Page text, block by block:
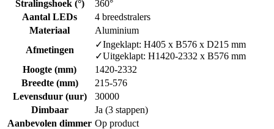
Stralingshoek (°)
360°
Aantal LEDs
4 breedstralers
Materiaal
Aluminium
Afmetingen
✓Ingeklapt: H405 x B576 x D215 mm
✓Uitgeklapt: H1420-2332 x B576 mm
Hoogte (mm)
1420-2332
Breedte (mm)
215-576
Levensduur (uur)
30000
Dimbaar
Ja (3 stappen)
Aanbevolen dimmer Op product